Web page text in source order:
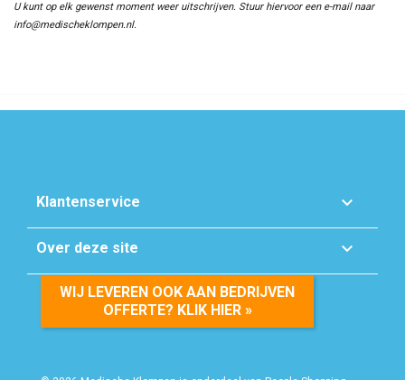
U kunt op elk gewenst moment weer uitschrijven. Stuur hiervoor een e-mail naar
info@medischeklompen.nl.
Klantenservice 
Over deze site 
WIJ LEVEREN OOK AAN BEDRIJVEN
OFFERTE? KLIK HIER »